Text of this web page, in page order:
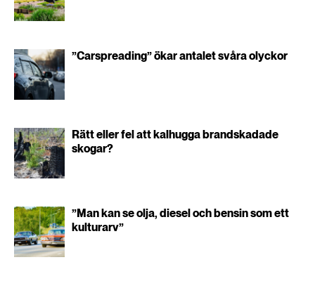
”Carspreading” ökar antalet svåra olyckor
Rätt eller fel att kalhugga brandskadade
skogar?
”Man kan se olja, diesel och bensin som ett
kulturarv”